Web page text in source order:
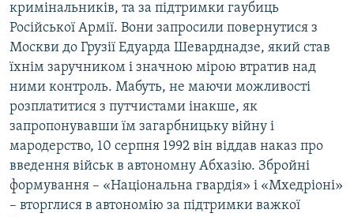
кримінальників, та за підтримки гаубиць
Російської Армії. Вони запросили повернутися з
Москви до Грузії Едуарда Шеварднадзе, який став
їхнім заручником і значною мірою втратив над
ними контроль. Мабуть, не маючи можливості
розплатитися з путчистами інакше, як
запропонувавши їм загарбницьку війну і
мародерство, 10 серпня 1992 він віддав наказ про
введення військ в автономну Абхазію. Збройні
формування – «Національна гвардія» і «Мхедріоні»
– вторглися в автономію за підтримки важкої